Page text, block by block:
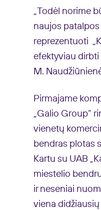
„Todėl norime
naujos patalpos
reprezentuoti
efektyviau dirbti
M.
Pirmajame
„Galio Group“
vienetų
bendras plotas
Kartu su UAB
miestelio
ir neseniai
viena